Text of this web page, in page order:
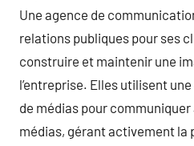
Une agence de
relations publiques pour ses
construire et maintenir une
l’entreprise. Elles utilisent
de médias pour
médias, gérant activement la